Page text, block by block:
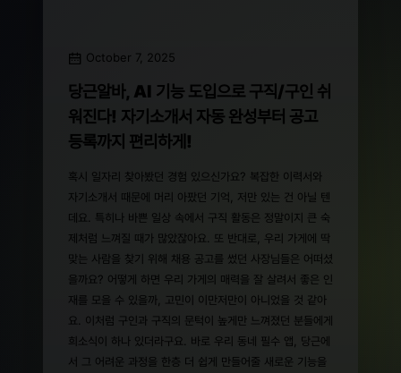
October 7, 2025
당근알바, AI 기능 도입으로 구직/구인 쉬
워진다! 자기소개서 자동 완성부터 공고
등록까지 편리하게!
혹시 일자리 찾아봤던 경험 있으신가요? 복잡한 이력서와
자기소개서 때문에 머리 아팠던 기억, 저만 있는 건 아닐 텐
데요. 특히나 바쁜 일상 속에서 구직 활동은 정말이지 큰 숙
제처럼 느껴질 때가 많았잖아요. 또 반대로, 우리 가게에 딱
맞는 사람을 찾기 위해 채용 공고를 썼던 사장님들은 어떠셨
을까요? 어떻게 하면 우리 가게의 매력을 잘 살려서 좋은 인
재를 모을 수 있을까, 고민이 이만저만이 아니었을 것 같아
요. 이처럼 구인과 구직의 문턱이 높게만 느껴졌던 분들에게
희소식이 하나 있더라구요. 바로 우리 동네 필수 앱, 당근에
서 그 어려운 과정을 한층 더 쉽게 만들어줄 새로운 기능을